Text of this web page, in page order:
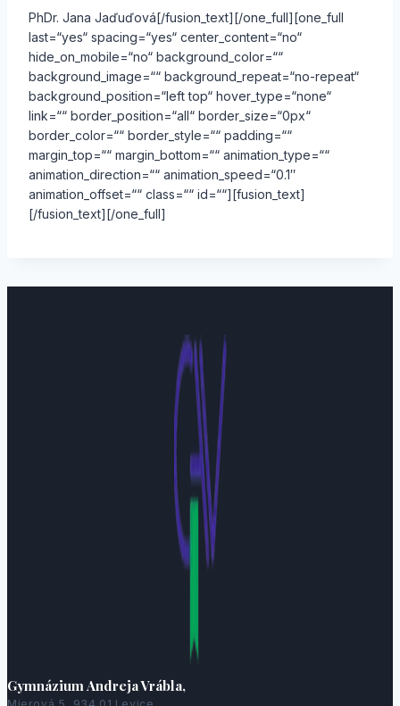
PhDr. Jana Jaďuďová[/fusion_text][/one_full][one_full
last=“yes“ spacing=“yes“ center_content=“no“
hide_on_mobile=“no“ background_color=““
background_image=““ background_repeat=“no-repeat“
background_position=“left top“ hover_type=“none“
link=““ border_position=“all“ border_size=“0px“
border_color=““ border_style=““ padding=““
margin_top=““ margin_bottom=““ animation_type=““
animation_direction=““ animation_speed=“0.1″
animation_offset=““ class=““ id=““][fusion_text]
[/fusion_text][/one_full]
Gymnázium Andreja Vrábla,